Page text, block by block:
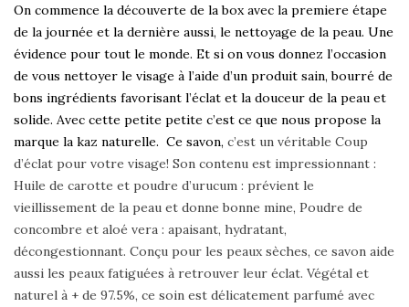
On commence la découverte de la box avec la premiere étape
de la journée et la dernière aussi, le nettoyage de la peau. Une
évidence pour tout le monde. Et si on vous donnez l’occasion
de vous nettoyer le visage à l’aide d’un produit sain, bourré de
bons ingrédients favorisant l’éclat et la douceur de la peau et
solide. Avec cette petite petite c’est ce que nous propose la
marque la kaz naturelle. Ce savon, c’est un véritable Coup
d’éclat pour votre visage! Son contenu est impressionnant :
Huile de carotte et poudre d’urucum : prévient le
vieillissement de la peau et donne bonne mine, Poudre de
concombre et aloé vera : apaisant, hydratant,
décongestionnant. Conçu pour les peaux sèches, ce savon aide
aussi les peaux fatiguées à retrouver leur éclat. Végétal et
naturel à + de 97.5%, ce soin est délicatement parfumé avec